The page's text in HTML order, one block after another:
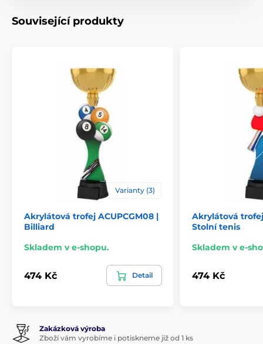
Související produkty
Varianty (3)
Akrylátová trofej ACUPCGM08 |
Billiard
Skladem v e-shopu.
474 Kč Detail
Akrylátová trofej
Stolní tenis
Skladem v e-
474 Kč
Zakázková výroba
Zboží vám vyrobíme i potiskneme již od 1 ks